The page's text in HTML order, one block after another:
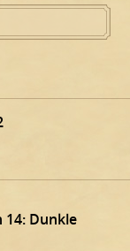
14: Dunkle